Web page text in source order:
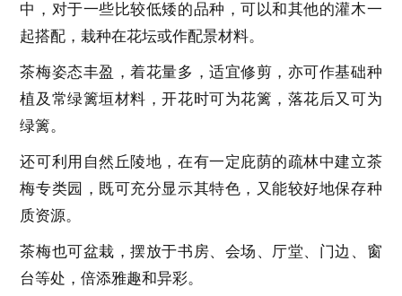
中，对于一些比较低矮的品种，可以和其他的灌木一
起搭配，栽种在花坛或作配景材料。
茶梅姿态丰盈，着花量多，适宜修剪，亦可作基础种
植及常绿篱垣材料，开花时可为花篱，落花后又可为
绿篱。
还可利用自然丘陵地，在有一定庇荫的疏林中建立茶
梅专类园，既可充分显示其特色，又能较好地保存种
质资源。
茶梅也可盆栽，摆放于书房、会场、厅堂、门边、窗
台等处，倍添雅趣和异彩。